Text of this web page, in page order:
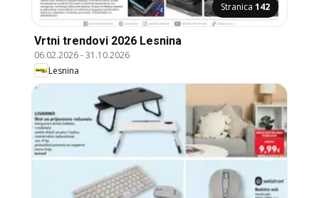
Stranica 142
Vrtni trendovi 2026 Lesnina
06.02.2026-31.10.2026
Lesnina